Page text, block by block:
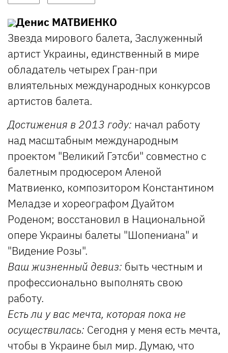
Денис МАТВИЕНКО
Звезда мирового балета, Заслуженный
артист Украины, единственный в мире
обладатель четырех Гран-при
влиятельных международных конкурсов
артистов балета.
Достижения в 2013 году: начал работу
над масштабным международным
проектом "Великий Гэтсби" совместно с
балетным продюсером Аленой
Матвиенко, композитором Константином
Меладзе и хореографом Дуайтом
Роденом; восстановил в Национальной
опере Украины балеты "Шопениана" и
"Видение Розы".
Ваш жизненный девиз: быть честным и
профессионально выполнять свою
работу.
Есть ли у вас мечта, которая пока не
осуществилась: Сегодня у меня есть мечта,
чтобы в Украине был мир. Думаю, что